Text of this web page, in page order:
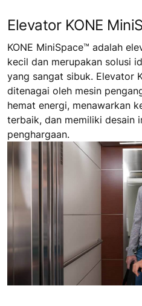
Elevator KONE
KONE MiniSpace™ adalah
kecil dan merupakan solusi
yang sangat sibuk. Elevator
ditenagai oleh mesin
hemat energi, menawarkan
terbaik, dan memiliki desain
penghargaan.